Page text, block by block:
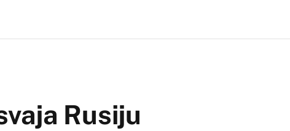
Rusiju